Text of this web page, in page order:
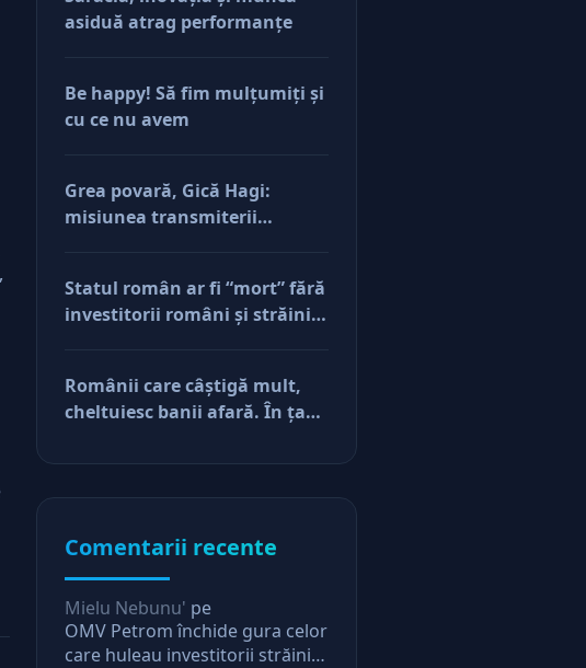
asiduă atrag performanţe
Be happy! Să fim mulţumiţi şi
cu ce nu avem
Grea povară, Gică Hagi:
misiunea transmiterii
care vor să-și lase moştenire
afacerile
Statul român ar fi “mort” fără
investitorii români şi străini.
face diferenţa între cine îl
tine în viaţă şi cine i-a făcut
Românii care câştigă mult,
cheltuiesc banii afară. În ţară
Comentarii recente
Mielu Nebunu' pe
OMV Petrom închide gura celor
care huleau investitorii străini.